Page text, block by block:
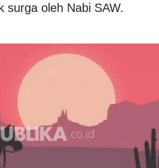
surga oleh Nabi SAW.